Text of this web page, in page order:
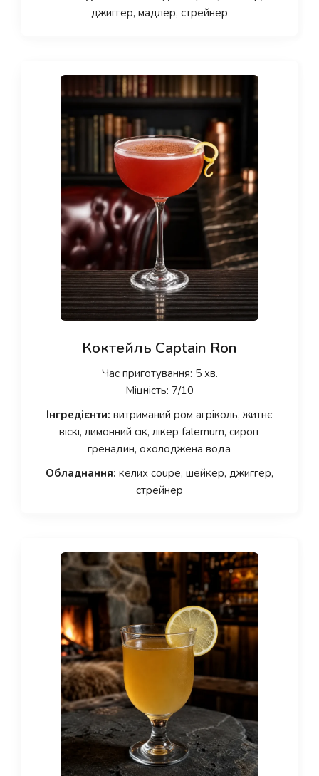
джиггер, мадлер, стрейнер
Коктейль Captain Ron
Час приготування: 5 хв.
Міцність: 7/10
Інгредієнти: витриманий ром агріколь, житнє
віскі, лимонний сік, лікер falernum, сироп
гренадин, охолоджена вода
Обладнання: келих coupe, шейкер, джиггер,
стрейнер